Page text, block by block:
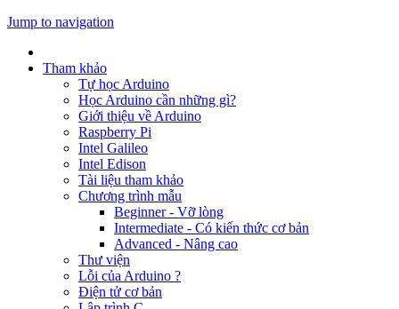
Jump to navigation
Tham khảo
Tự học Arduino
Học Arduino cần những gì?
Giới thiệu về Arduino
Raspberry Pi
Intel Galileo
Intel Edison
Tài liệu tham khảo
Chương trình mẫu
Beginner - Vỡ lòng
Intermediate - Có kiến thức cơ bản
Advanced - Nâng cao
Thư viện
Lỗi của Arduino ?
Điện tử cơ bản